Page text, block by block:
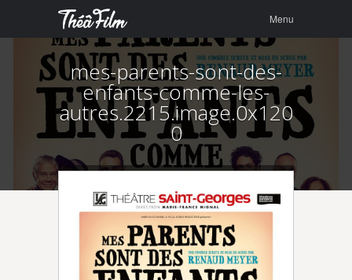
content
Menu
mes-parents-sont-des-
enfants-comme-les-
autres.2215.image.0x120
0